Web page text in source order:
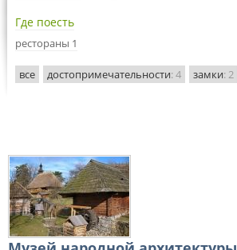
Где поесть
рестораны 1
все достопримечательности: 4 замки: 2